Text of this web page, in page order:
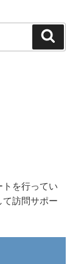
を行ってい
て訪問サポー